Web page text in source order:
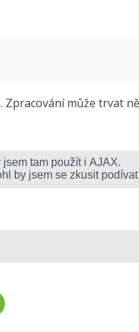
Zpracování může trvat